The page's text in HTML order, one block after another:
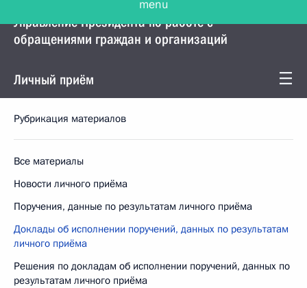
Управление Президента по работе с
обращениями граждан и организаций
Личный приём
Рубрикация материалов
Все материалы
Новости личного приёма
Поручения, данные по результатам личного приёма
Доклады об исполнении поручений, данных по результатам
личного приёма
Решения по докладам об исполнении поручений, данных по
результатам личного приёма